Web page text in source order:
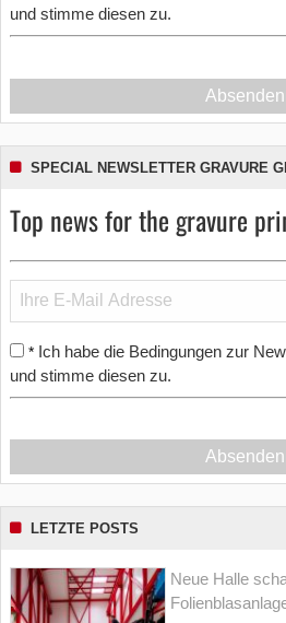
und stimme diesen zu.
Absenden
SPECIAL NEWSLETTER GRAVURE
Top news for the gravure
* Ich habe die Bedingungen zur
und stimme diesen zu.
Absenden
LETZTE POSTS
Neue Halle